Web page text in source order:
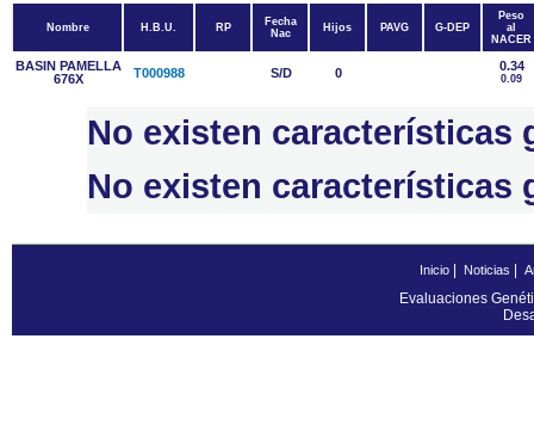
Nombre H.B.U. RP
Fecha
Nac
Hijos PAVG G-DEP
Peso
al
NACER
BASIN PAMELLA
676X
T000988 S/D 0 0.34
0.09
No existen características
No existen características
Inicio| Noticias
Evaluaciones